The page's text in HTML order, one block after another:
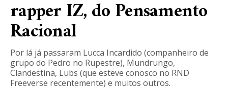
rapper IZ, do Pensamento
Racional
Por lá já passaram Lucca Incardido (companheiro de
grupo do Pedro no Rupestre), Mundrungo,
Clandestina, Lubs (que esteve conosco no RND
Freeverse recentemente) e muitos outros.